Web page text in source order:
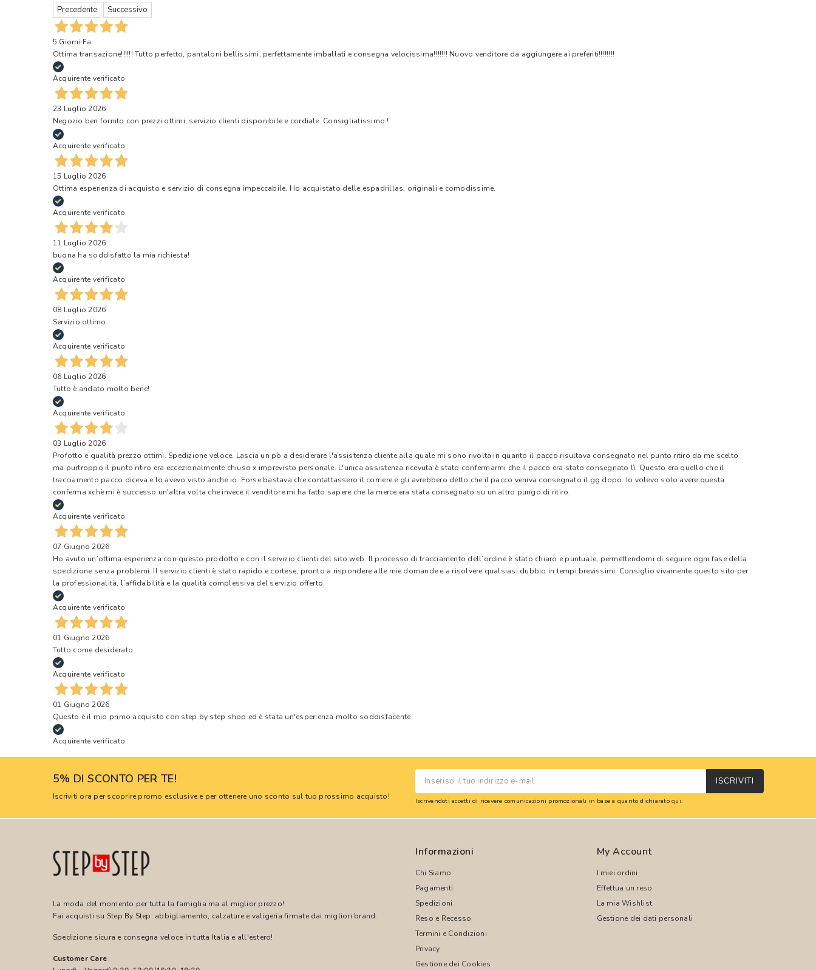
Precedente Successivo
5 Giorni Fa
Ottima transazione!!!!!! Tutto perfetto, pantaloni bellissimi, perfettamente imballati e consegna velocissima!!!!!!! Nuovo venditore da aggiungere ai preferiti!!!!!!!!
Acquirente verificato
23 Luglio 2026
Negozio ben fornito con prezzi ottimi, servizio clienti disponibile e cordiale. Consigliatissimo !
Acquirente verificato
15 Luglio 2026
Ottima esperienza di acquisto e servizio di consegna impeccabile. Ho acquistato delle espadrillas, originali e comodissime.
Acquirente verificato
11 Luglio 2026
buona ha soddisfatto la mia richiesta!
Acquirente verificato
08 Luglio 2026
Servizio ottimo.
Acquirente verificato
06 Luglio 2026
Tutto è andato molto bene!
Acquirente verificato
03 Luglio 2026
Profotto e qualità prezzo ottimi. Spedizione veloce. Lascia un pò a desiderare l'assistenza cliente alla quale mi sono rivolta in quanto il pacco risultava consegnato nel punto ritiro da me scelto
ma purtroppo il punto ritiro era eccezionalmente chiuso x imprevisto personale. L'unica assistenza ricevuta è stato confermarmi che il pacco era stato consegnato lì. Questo era quello che il
tracciamento pacco diceva e lo avevo visto anche io. Forse bastava che contattassero il corriere e gli avrebbero detto che il pacco veniva consegnato il gg dopo. Io volevo solo avere questa
conferma xchè mi è successo un'altra volta che invece il venditore mi ha fatto sapere che la merce era stata consegnato su un altro pungo di ritiro.
Acquirente verificato
07 Giugno 2026
Ho avuto un’ottima esperienza con questo prodotto e con il servizio clienti del sito web. Il processo di tracciamento dell’ordine è stato chiaro e puntuale, permettendomi di seguire ogni fase della
spedizione senza problemi. Il servizio clienti è stato rapido e cortese, pronto a rispondere alle mie domande e a risolvere qualsiasi dubbio in tempi brevissimi. Consiglio vivamente questo sito per
la professionalità, l’affidabilità e la qualità complessiva del servizio offerto.
Acquirente verificato
01 Giugno 2026
Tutto come desiderato
Acquirente verificato
01 Giugno 2026
Questo è il mio primo acquisto con step by step shop ed è stata un'esperienza molto soddisfacente
Acquirente verificato
5% DI SCONTO PER TE!
Iscriviti ora per scoprire promo esclusive e per ottenere uno sconto sul tuo prossimo acquisto!
ISCRIVITI
Iscrivendoti accetti di ricevere comunicazioni promozionali in base a quanto dichiaratoqui.
La moda del momento per tutta la famiglia ma al miglior prezzo!
Fai acquisti su Step By Step: abbigliamento, calzature e valigeria firmate dai migliori brand.
Spedizione sicura e consegna veloce in tutta Italia e all'estero!
Customer Care
Informazioni
Chi Siamo
Pagamenti
Spedizioni
Reso e Recesso
Termini e Condizioni
Privacy
Gestione dei Cookies
My Account
I miei ordini
Effettua un reso
La mia Wishlist
Gestione dei dati personali